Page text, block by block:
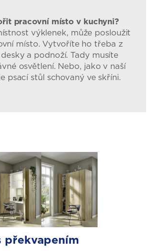
pracovní místo v kuchyni?
výklenek, může posloužit
místo. Vytvoříte ho třeba z
a podnoží. Tady musíte
osvětlení. Nebo, jako v naší
psací stůl schovaný ve skříni.
překvapením